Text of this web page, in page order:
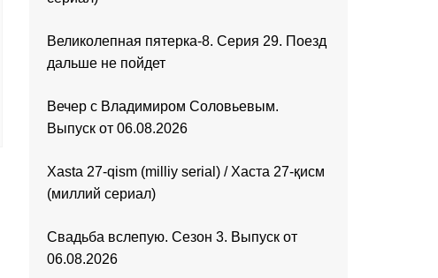
Великолепная пятерка-8. Серия 29. Поезд
дальше не пойдет
Вечер с Владимиром Соловьевым.
Выпуск от 06.08.2026
Xasta 27-qism (milliy serial) / Хаста 27-қисм
(миллий сериал)
Свадьба вслепую. Сезон 3. Выпуск от
06.08.2026